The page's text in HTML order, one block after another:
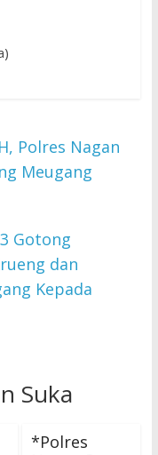
Polres Nagan
Meugang
Gotong
dan
Kepada
Suka
*Polres